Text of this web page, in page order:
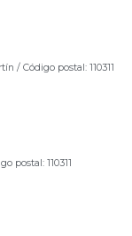
/ Código postal: 110311
postal: 110311